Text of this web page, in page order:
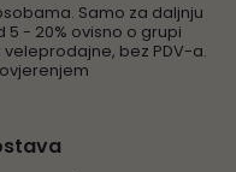
Samo za daljnju
- 20% ovisno o grupi
bez PDV-a.